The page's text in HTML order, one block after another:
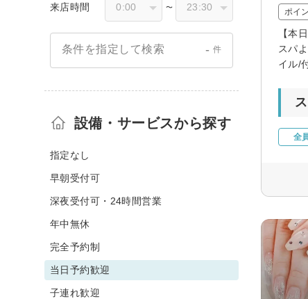
ポイ
【本
スパ
イル/
全
来店時間 〜
条件を指定して検索 - 件
設備・サービスから探す
指定なし
早朝受付可
深夜受付可・24時間営業
年中無休
完全予約制
当日予約歓迎
子連れ歓迎